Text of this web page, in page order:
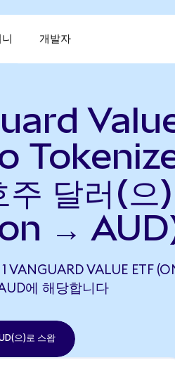
개발자
달러(으
→
VANGUARD VALUE ETF
에 해당합니다
으)로 스왑